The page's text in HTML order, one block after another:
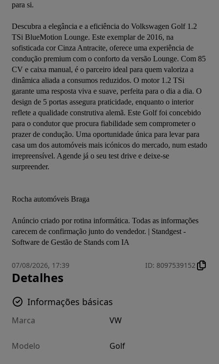
para si.
Descubra a elegância e a eficiência do Volkswagen Golf 1.2
TSi BlueMotion Lounge. Este exemplar de 2016, na
sofisticada cor Cinza Antracite, oferece uma experiência de
condução premium com o conforto da versão Lounge. Com 85
CV e caixa manual, é o parceiro ideal para quem valoriza a
dinâmica aliada a consumos reduzidos. O motor 1.2 TSi
garante uma resposta viva e suave, perfeita para o dia a dia. O
design de 5 portas assegura praticidade, enquanto o interior
reflete a qualidade construtiva alemã. Este Golf foi concebido
para o condutor que procura fiabilidade sem comprometer o
prazer de condução. Uma oportunidade única para levar para
casa um dos automóveis mais icónicos do mercado, num estado
irrepreensível. Agende já o seu test drive e deixe-se
surpreender.
Rocha automóveis Braga
Anúncio criado por rotina informática. Todas as informações
carecem de confirmação junto do vendedor. | Standgest -
Software de Gestão de Stands com IA
07/08/2026, 17:39 ID: 8097539152
Detalhes
Informações básicas
Marca VW
Modelo Golf